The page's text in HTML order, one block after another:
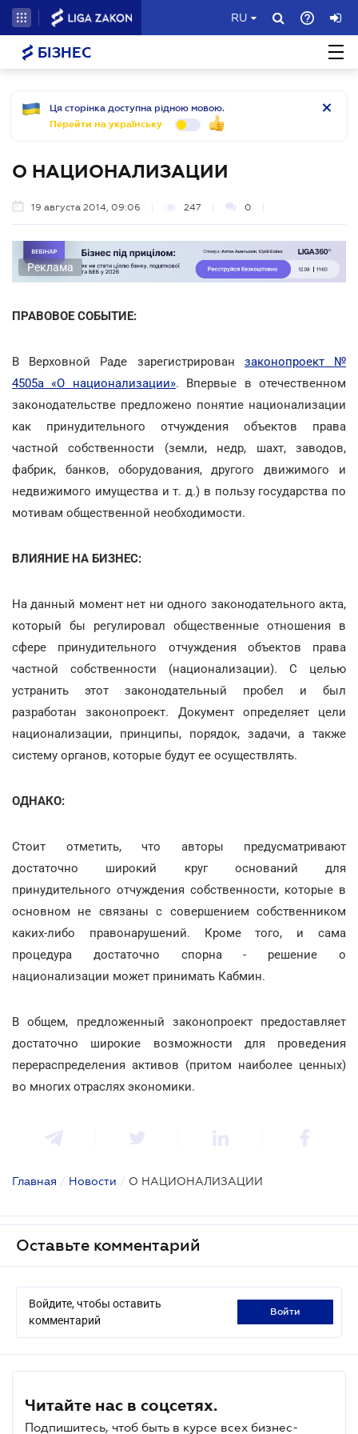
RU
БІЗНЕС
Ця сторінка доступна рідною мовою.
Перейти на українську
О НАЦИОНАЛИЗАЦИИ
19 августа 2014, 09:06 247 0
Реклама
ПРАВОВОЕ СОБЫТИЕ:
В Верховной Раде зарегистрирован законопроект №
4505а «О национализации». Впервые в отечественном
законодательстве предложено понятие национализации
как принудительного отчуждения объектов права
частной собственности (земли, недр, шахт, заводов,
фабрик, банков, оборудования, другого движимого и
недвижимого имущества и т. д.) в пользу государства по
мотивам общественной необходимости.
ВЛИЯНИЕ НА БИЗНЕС:
На данный момент нет ни одного законодательного акта,
который бы регулировал общественные отношения в
сфере принудительного отчуждения объектов права
частной собственности (национализации). С целью
устранить этот законодательный пробел и был
разработан законопроект. Документ определяет цели
национализации, принципы, порядок, задачи, а также
систему органов, которые будут ее осуществлять.
ОДНАКО:
Стоит отметить, что авторы предусматривают
достаточно широкий круг оснований для
принудительного отчуждения собственности, которые в
основном не связаны с совершением собственником
каких-либо правонарушений. Кроме того, и сама
процедура достаточно спорна - решение о
национализации может принимать Кабмин.
В общем, предложенный законопроект предоставляет
достаточно широкие возможности для проведения
перераспределения активов (притом наиболее ценных)
во многих отраслях экономики.
Главная / Новости / О НАЦИОНАЛИЗАЦИИ
Оставьте комментарий
Войдите, чтобы оставить
комментарий
войти
Читайте нас в соцсетях.
Подпишитесь, чтоб быть в курсе всех бизнес-